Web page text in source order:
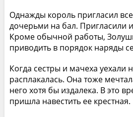
Однажды король пригласил
дочерьми на бал. Пригласили
Кроме обычной работы,
приводить в порядок наряды
Когда сестры и мачеха уехали
расплакалась. Она тоже
него хотя бы издалека. В это
пришла навестить ее крестная.